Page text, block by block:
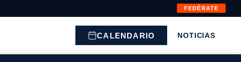
FEDÉRATE
CALENDARIO NOTICIAS